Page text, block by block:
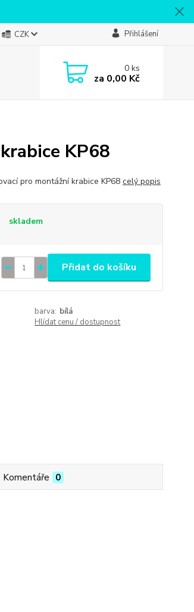
CZK Přihlášení
0ks
za 0,00 Kč
KP68
pro montážní krabice KP68 celý popis
skladem
Přidat do košíku
barva: bílá
Hlídat cenu / dostupnost
Komentáře 0